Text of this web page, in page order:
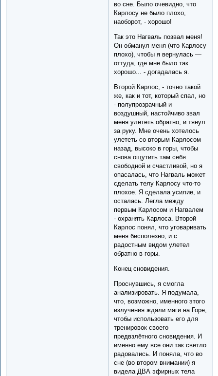
во сне. Было очевидно, что
Карлосу не было плохо,
наоборот, - хорошо!
Так это Нагваль позвал меня!
Он обманул меня (что Карлосу
плохо), чтобы я вернулась —
оттуда, где мне было так
хорошо... - догадалась я.
Второй Карлос, - точно такой
же, как и тот, который спал, но
- полупрозрачный и
воздушный, настойчиво звал
меня улететь обратно, и тянул
за руку. Мне очень хотелось
улететь со вторым Карлосом
назад, высоко в горы, чтобы
снова ощутить там себя
свободной и счастливой, но я
опасалась, что Нагваль может
сделать телу Карлосу что-то
плохое. Я сделала усилие, и
осталась. Легла между
первым Карлосом и Нагвалем
- охранять Карлоса. Второй
Карлос понял, что уговаривать
меня бесполезно, и с
радостным видом улетел
обратно в горы.
Конец сновидения.
Проснувшись, я смогла
анализировать. Я подумала,
что, возможно, именного этого
излучения ждали маги на Горе,
чтобы использовать его для
тренировок своего
предвзлётного сновидения. И
именно ему все они так светло
радовались. И поняла, что во
сне (во втором внимании) я
видела ДВА эфирных тела